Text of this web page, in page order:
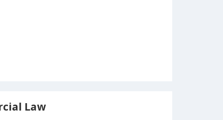
Law